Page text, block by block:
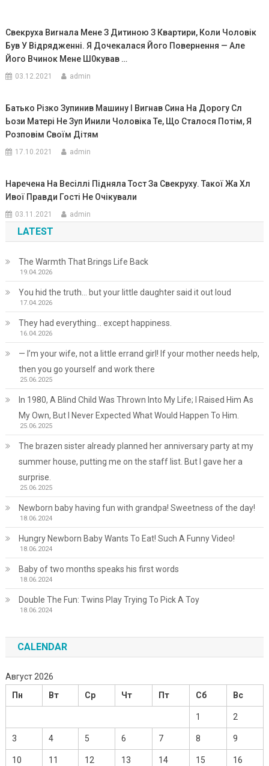
Свекруха Виrнала Мене З Дитиною З Квартири, Коли Чоловік
Був У Відрядженні. Я Дочекалася Його Повернення — Але
Його Вчинок Мене Ш0кував …
03.12.2021 admin
Батько Різко Зупинив Машину І Вигнав Сина На Дорогу Сл
Ьози Матері Не Зуп Инили Чоловіка Те, Що Сталося Потім, Я
Розповім Своїм Дітям
17.10.2021 admin
Наречена На Весіллі Підняла Тост За Свекруху. Такої Жа Хл
Ивої Правди Гості Не Очікували
03.11.2021 admin
LATEST
The Warmth That Brings Life Back
19.04.2026
You hid the truth… but your little daughter said it out loud
17.04.2026
They had everything… except happiness.
16.04.2026
— I’m your wife, not a little errand girl! If your mother needs help,
then you go yourself and work there
25.06.2025
In 1980, A Blind Child Was Thrown Into My Life; I Raised Him As
My Own, But I Never Expected What Would Happen To Him.
25.06.2025
The brazen sister already planned her anniversary party at my
summer house, putting me on the staff list. But I gave her a
surprise.
25.06.2025
Newborn baby having fun with grandpa! Sweetness of the day!
18.06.2024
Hungry Newborn Baby Wants To Eat! Such A Funny Video!
18.06.2024
Baby of two months speaks his first words
18.06.2024
Double The Fun: Twins Play Trying To Pick A Toy
18.06.2024
CALENDAR
Август 2026
Пн
Вт Ср Чт Пт Сб Вс
1 2
3 4 5 6 7 8 9
10 11 12 13 14 15 16